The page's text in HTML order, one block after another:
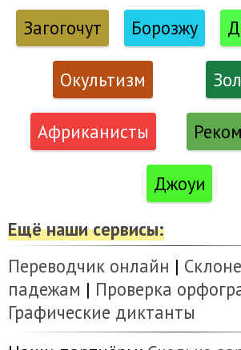
Загогочут Борозжу
Окультизм
Африканисты
Джоуи
Ещё наши сервисы:
Переводчик онлайн |
падежам | Проверка
Графические диктанты